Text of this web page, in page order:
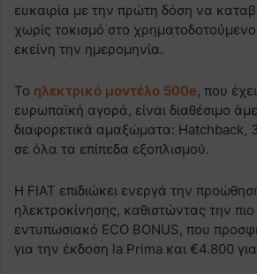
ευκαιρία με την πρώτη δόση να
χωρίς τοκισμό στο
εκείνη την ημερομηνία.
Το ηλεκτρικό μοντέλο 500e, που
ευρωπαϊκή αγορά, είναι διαθέσιμο
διαφορετικά αμαξώματα: Hatchback,
σε όλα τα επίπεδα εξοπλισμού.
Η FIAT επιδιώκει ενεργά την
ηλεκτροκίνησης, καθιστώντας την
εντυπωσιακό ECO BONUS, που
για την έκδοση la Prima και €4.800